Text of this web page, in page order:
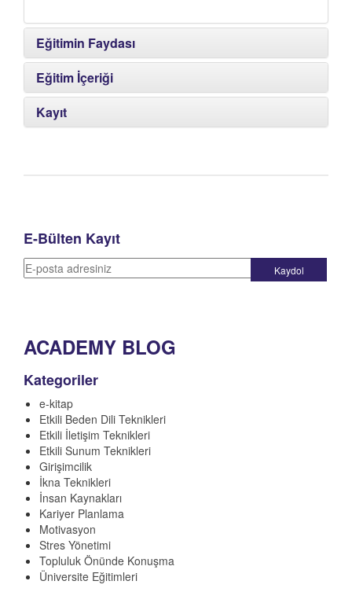
Eğitimin Faydası
Eğitim İçeriği
Kayıt
E-Bülten Kayıt
ACADEMY BLOG
Kategoriler
e-kitap
Etkili Beden Dili Teknikleri
Etkili İletişim Teknikleri
Etkili Sunum Teknikleri
Girişimcilik
İkna Teknikleri
İnsan Kaynakları
Kariyer Planlama
Motivasyon
Stres Yönetimi
Topluluk Önünde Konuşma
Üniversite Eğitimleri